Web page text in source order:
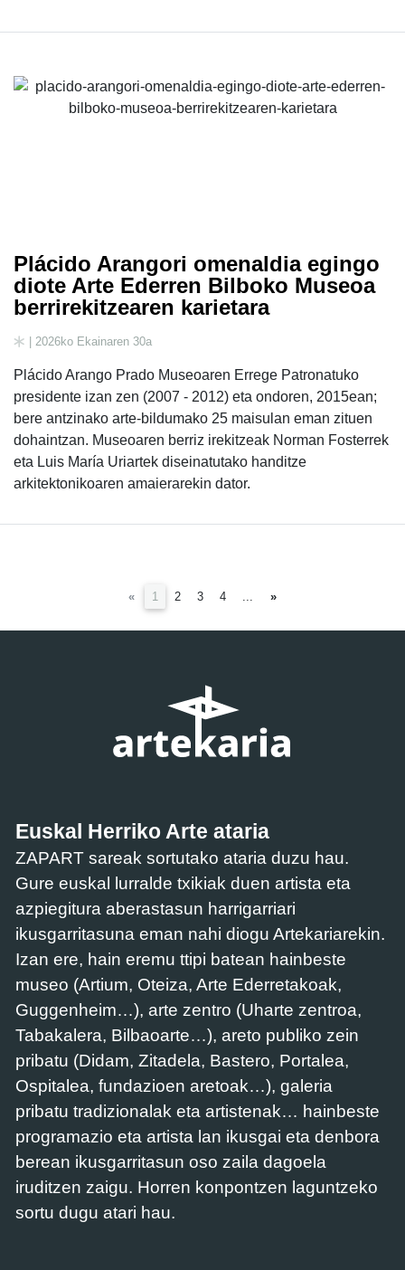
Plácido Arangori omenaldia egingo
diote Arte Ederren Bilboko Museoa
berrirekitzearen karietara
| 2026ko Ekainaren 30a
Plácido Arango Prado Museoaren Errege Patronatuko
presidente izan zen (2007 - 2012) eta ondoren, 2015ean;
bere antzinako arte-bildumako 25 maisulan eman zituen
dohaintzan. Museoaren berriz irekitzeak Norman Fosterrek
eta Luis María Uriartek diseinatutako handitze
arkitektonikoaren amaierarekin dator.
« 1 (current)
2 3 4 »
Euskal Herriko Arte ataria
ZAPART sareak sortutako ataria duzu hau.
Gure euskal lurralde txikiak duen artista eta
azpiegitura aberastasun harrigarriari
ikusgarritasuna eman nahi diogu Artekariarekin.
Izan ere, hain eremu ttipi batean hainbeste
museo (Artium, Oteiza, Arte Ederretakoak,
Guggenheim…), arte zentro (Uharte zentroa,
Tabakalera, Bilbaoarte…), areto publiko zein
pribatu (Didam, Zitadela, Bastero, Portalea,
Ospitalea, fundazioen aretoak…), galeria
pribatu tradizionalak eta artistenak… hainbeste
programazio eta artista lan ikusgai eta denbora
berean ikusgarritasun oso zaila dagoela
iruditzen zaigu. Horren konpontzen laguntzeko
sortu dugu atari hau.